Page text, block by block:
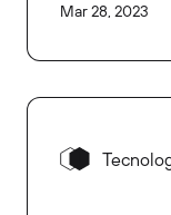
Mar 28, 2023